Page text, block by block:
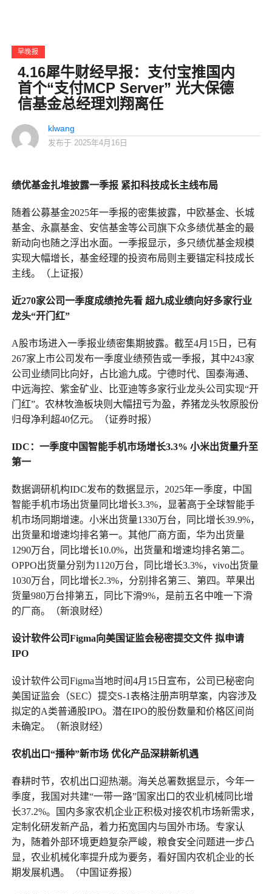
早晚报
4.16犀牛财经早报：支付宝推国内
首个“支付MCP Server” 光大保德
信基金总经理刘翔离任
klwang
发布于 2025年4月16日
绩优基金扎堆披露一季报 紧扣科技成长主线布局
随着公募基金2025年一季报的密集披露，中欧基金、长城
基金、永赢基金、安信基金等公司旗下众多绩优基金的最
新动向也随之浮出水面。一季报显示，多只绩优基金规模
实现大幅增长，基金经理的投资布局则主要锚定科技成长
主线。（上证报）
近270家公司一季度成绩抢先看 超九成业绩向好多家行业
龙头“开门红”
A股市场进入一季报业绩密集期披露。截至4月15日，已有
267家上市公司发布一季度业绩预告或一季报，其中243家
公司业绩同比向好，占比逾九成。宁德时代、国泰海通、
中远海控、紫金矿业、比亚迪等多家行业龙头公司实现“开
门红”。农林牧渔板块则大幅扭亏为盈，养猪龙头牧原股份
归母净利超40亿元。（证券时报）
IDC：一季度中国智能手机市场增长3.3% 小米出货量升至
第一
数据调研机构IDC发布的数据显示，2025年一季度，中国
智能手机市场出货量同比增长3.3%，显著高于全球智能手
机市场同期增速。小米出货量1330万台，同比增长39.9%，
出货量和增速均排名第一。其他厂商方面，华为出货量
1290万台，同比增长10.0%，出货量和增速均排名第二。
OPPO出货量分别为1120万台，同比增长3.3%，vivo出货量
1030万台，同比增长2.3%，分别排名第三、第四。苹果出
货量980万台排第五，同比下滑9%，是前五名中唯一下滑
的厂商。（新浪财经）
设计软件公司Figma向美国证监会秘密提交文件 拟申请
IPO
设计软件公司Figma当地时间4月15日宣布，公司已秘密向
美国证监会（SEC）提交S-1表格注册声明草案，内容涉及
拟定的A类普通股IPO。潜在IPO的股份数量和价格区间尚
未确定。（新浪财经）
农机出口“播种”新市场 优化产品深耕新机遇
春耕时节，农机出口迎热潮。海关总署数据显示，今年一
季度，我国对共建“一带一路”国家出口的农业机械同比增
长37.2%。国内多家农机企业正积极对接农机市场新需求，
定制化研发新产品，着力拓宽国内与国外市场。专家认
为，随着外部环境更趋复杂严峻，粮食安全问题进一步凸
显，农业机械化率提升成为要务，看好国内农机企业的长
期发展机遇。（中国证券报）